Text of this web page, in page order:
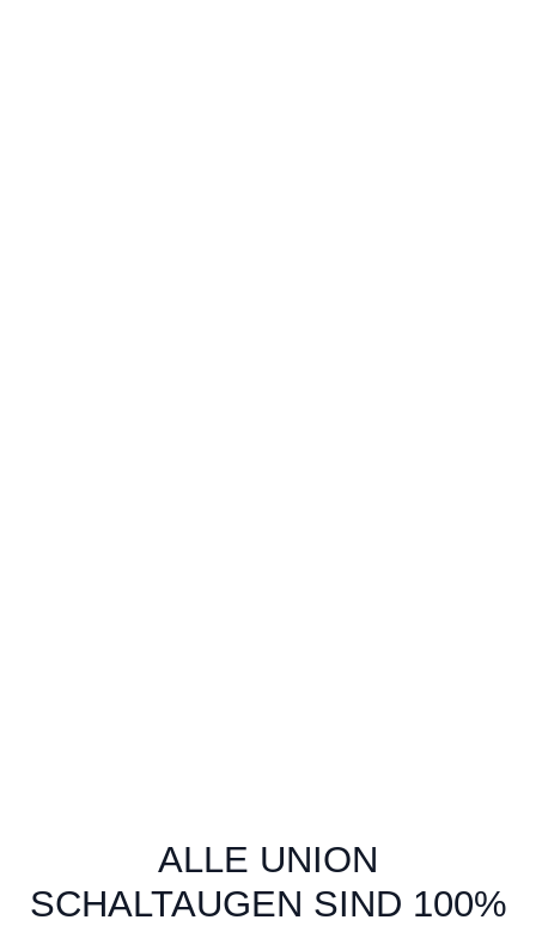
ALLE UNION
SCHALTAUGEN SIND 100%